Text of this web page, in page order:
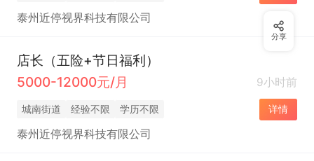
泰州近停视界科技有限公司
店长（五险+节日福利）
5000-12000元/月
9小时前
城南街道 经验不限 学历不限 详情
泰州近停视界科技有限公司
分享